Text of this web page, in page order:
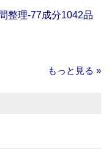
整理‐77成分1042品
もっと見る »